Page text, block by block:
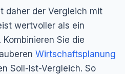
daher der Vergleich mit
wertvoller als ein
Sie die
Wirtschaftsplanung
Soll-Ist-Vergleich. So